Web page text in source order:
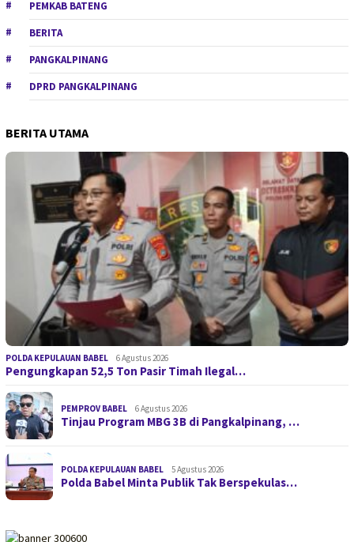
PEMKAB BATENG
BERITA
PANGKALPINANG
DPRD PANGKALPINANG
BERITA UTAMA
POLDA KEPULAUAN BABEL 6 Agustus 2026
Pengungkapan 52,5 Ton Pasir Timah Ilegal…
PEMPROV BABEL 6 Agustus 2026
Tinjau Program MBG 3B di Pangkalpinang, …
POLDA KEPULAUAN BABEL 5 Agustus 2026
Polda Babel Minta Publik Tak Berspekulas…